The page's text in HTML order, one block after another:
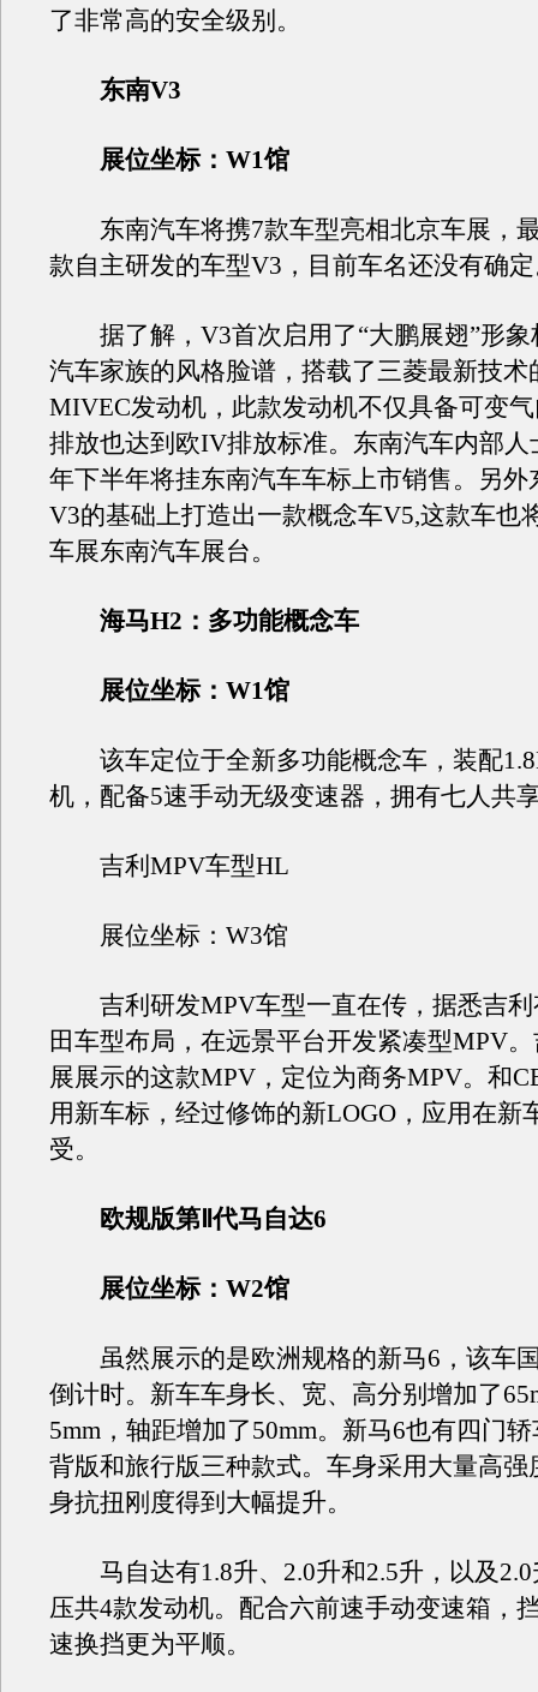
了非常高的安全级别。
东南V3
展位坐标：W1馆
东南汽车将携7款车型亮相北京车展，
款自主研发的车型V3，目前车名还没有确
据了解，V3首次启用了“大鹏展翅”形象
汽车家族的风格脸谱，搭载了三菱最新技术
MIVEC发动机，此款发动机不仅具备可变
排放也达到欧IV排放标准。东南汽车内部人
年下半年将挂东南汽车车标上市销售。另外
V3的基础上打造出一款概念车V5,这款车也
车展东南汽车展台。
海马H2：多功能概念车
展位坐标：W1馆
该车定位于全新多功能概念车，装配
机，配备5速手动无级变速器，拥有七人共
吉利MPV车型HL
展位坐标：W3馆
吉利研发MPV车型一直在传，据悉吉利
田车型布局，在远景平台开发紧凑型MPV
展展示的这款MPV，定位为商务MPV。和
用新车标，经过修饰的新LOGO，应用在新
受。
欧规版第Ⅱ代马自达6
展位坐标：W2馆
虽然展示的是欧洲规格的新马6，该车
倒计时。新车车身长、宽、高分别增加了
5mm，轴距增加了50mm。新马6也有四门
背版和旅行版三种款式。车身采用大量高强
身抗扭刚度得到大幅提升。
马自达有1.8升、2.0升和2.5升，以及2.0
压共4款发动机。配合六前速手动变速箱，
速换挡更为平顺。